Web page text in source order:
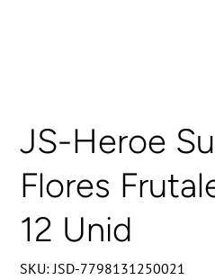
JS-Heroe
Flores
12 Unid
SKU: SKU
JSD-
JSD-7798131250021